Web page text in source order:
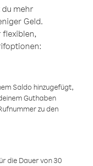
du mehr
Geld.
flexiblen,
Saldo hinzugefügt,
Guthaben
zu den
die Dauer von 30